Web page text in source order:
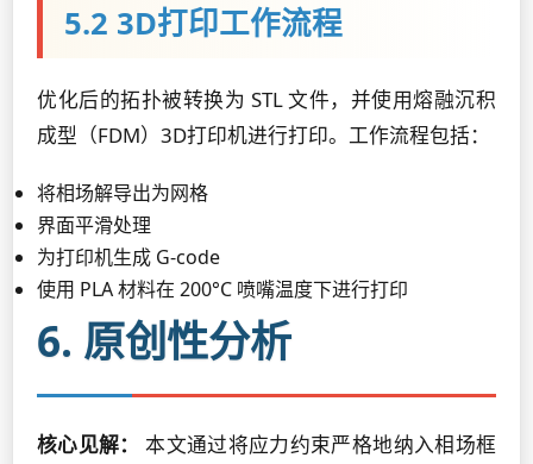
5.2 3D打印工作流程
优化后的拓扑被转换为 STL 文件，并使用熔融沉积
成型（FDM）3D打印机进行打印。工作流程包括：
将相场解导出为网格
界面平滑处理
为打印机生成 G-code
使用 PLA 材料在 200°C 喷嘴温度下进行打印
6. 原创性分析
核心见解： 本文通过将应力约束严格地纳入相场框